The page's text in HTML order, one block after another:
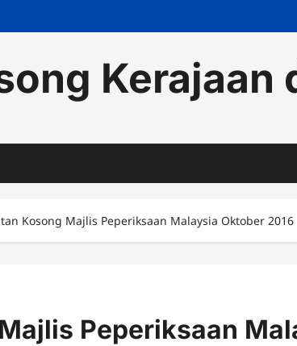
Kerajaan
Kosong Majlis Peperiksaan Malaysia Oktober 2016
Peperiksaan